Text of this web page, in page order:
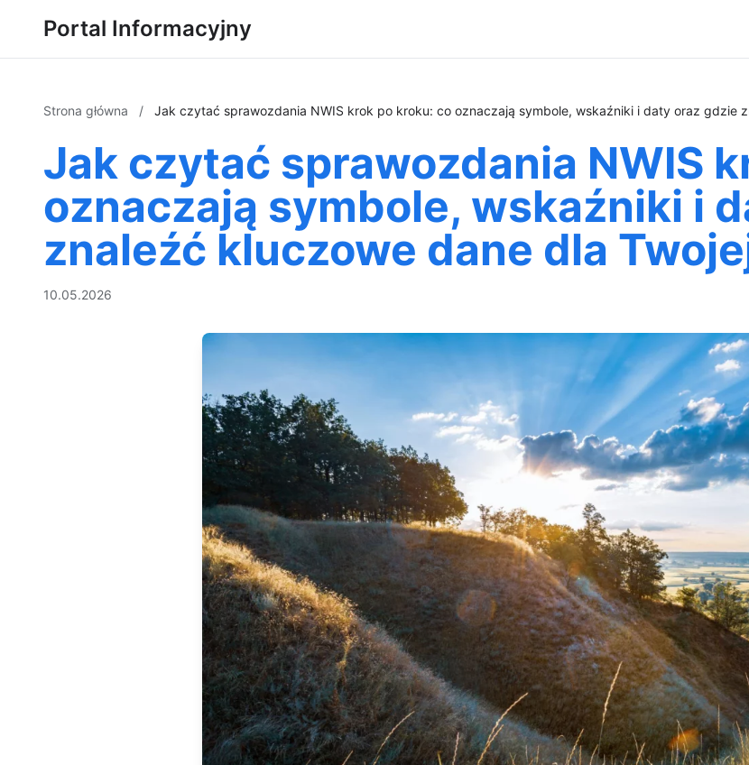
Portal Informacyjny
Strona główna / Jak czytać sprawozdania NWIS krok po kroku: co oznaczają symbole, wskaźniki i daty oraz gdzie
Jak czytać sprawozdania NWIS
oznaczają symbole, wskaźniki i
znaleźć kluczowe dane dla
10.05.2026